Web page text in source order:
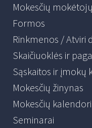
Mokesčių
Formos
Rinkmenos / Atviri
Skaičiuoklės ir
Sąskaitos ir įmokų
Mokesčių žinynas
Mokesčių
Seminarai